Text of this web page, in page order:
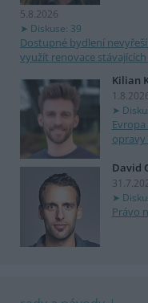
5.8.2026
Diskuse: 39
Dostupné bydlení
využít renovace
Kilian
opravy
David
Právo